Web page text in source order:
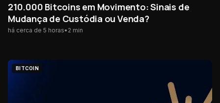
210.000 Bitcoins em Movimento: Sinais de
Mudança de Custódia ou Venda?
há cerca de 5 horas• 2 min
BITCOIN